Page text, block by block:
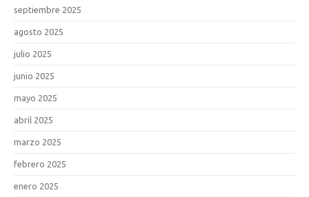
septiembre 2025
agosto 2025
julio 2025
junio 2025
mayo 2025
abril 2025
marzo 2025
febrero 2025
enero 2025